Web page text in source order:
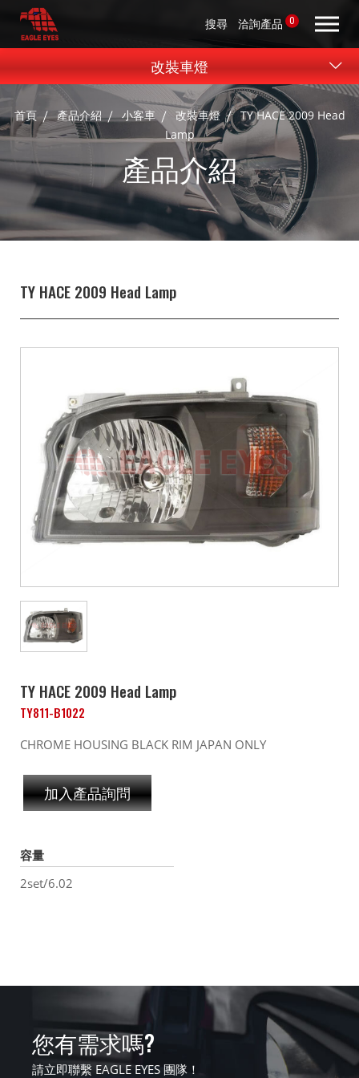
搜尋 洽詢產品 0
首頁 產品介紹 小客車 改裝車燈
TY HACE 2009 Head
Lamp
產品介紹
改裝車燈
TY HACE 2009 Head Lamp
TY HACE 2009 Head Lamp
TY811-B1022
CHROME HOUSING BLACK RIM JAPAN ONLY
加入產品詢問
容量
2set/6.02
您有需求嗎?
請立即聯繫 EAGLE EYES 團隊！